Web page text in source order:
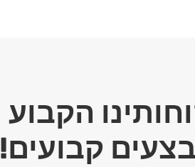
הקבוע
קבועים!